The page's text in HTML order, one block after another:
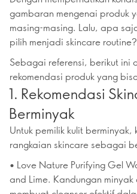
gambaran mengenai produk
masing-masing. Lalu, apa
pilih menjadi skincare routine?
Sebagai referensi, berikut
rekomendasi produk yang
1. Rekomendasi
Berminyak
Untuk pemilik kulit
rangkaian skincare sebagai
• Love Nature Purifying Gel
and Lime. Kandungan